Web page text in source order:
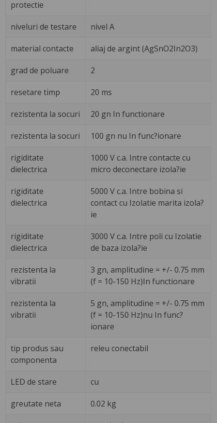
protectie
niveluri de testare nivel A
material contacte aliaj de argint (AgSnO2In2O3)
grad de poluare 2
resetare timp 20 ms
rezistenta la socuri 20 gn In functionare
rezistenta la socuri 100 gn nu In func?ionare
rigiditate
dielectrica
1000 V c.a. Intre contacte cu
micro deconectare izola?ie
rigiditate
dielectrica
5000 V c.a. Intre bobina si
contact cu Izolatie marita izola?
ie
rigiditate
dielectrica
3000 V c.a. Intre poli cu Izolatie
de baza izola?ie
rezistenta la
vibratii
3 gn, amplitudine = +/- 0.75 mm
(f = 10-150 Hz)In functionare
rezistenta la
vibratii
5 gn, amplitudine = +/- 0.75 mm
(f = 10-150 Hz)nu In func?
ionare
tip produs sau
componenta
releu conectabil
LED de stare cu
greutate neta 0.02 kg